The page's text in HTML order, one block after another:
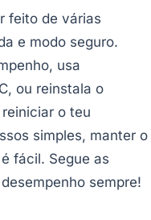
feito de várias
e modo seguro.
usa
ou reinstala o
o teu
simples, manter o
fácil. Segue as
sempre!